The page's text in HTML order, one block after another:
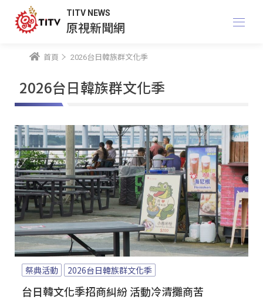
TITV NEWS
原視新聞網
首頁 2026台日韓族群文化季
2026台日韓族群文化季
祭典活動 2026台日韓族群文化季
台日韓文化季招商糾紛 活動冷清攤商苦